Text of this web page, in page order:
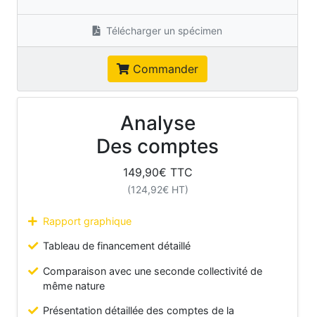
Télécharger un spécimen
Commander
Analyse
Des comptes
149,90€ TTC
(124,92€ HT)
Rapport graphique
Tableau de financement détaillé
Comparaison avec une seconde collectivité de
même nature
Présentation détaillée des comptes de la